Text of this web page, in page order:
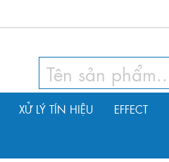
XỬ LÝ TÍN HIỆU EFFECT